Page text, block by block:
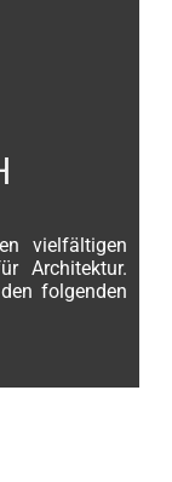
vielfältigen
Architektur.
folgenden